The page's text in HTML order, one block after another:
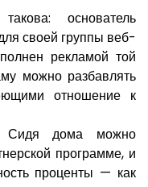
основатель
своей группы веб-
рекламой той
можно разбавлять
отношение к
Сидя дома можно
программе, и
проценты — как